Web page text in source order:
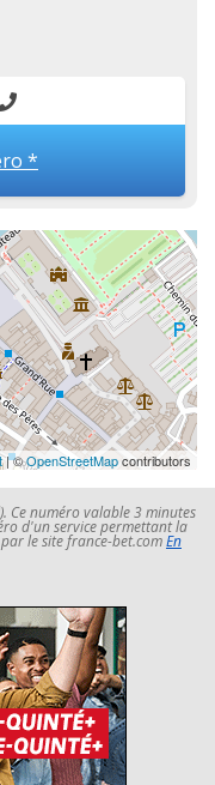
*
| ©OpenStreetMapcontributors
Ce numéro valable 3 minutes
d'un service permettant la
le site france-bet.comEn